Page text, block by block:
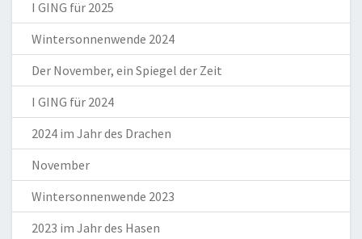
I GING für 2025
Wintersonnenwende 2024
Der November, ein Spiegel der Zeit
I GING für 2024
2024 im Jahr des Drachen
November
Wintersonnenwende 2023
2023 im Jahr des Hasen